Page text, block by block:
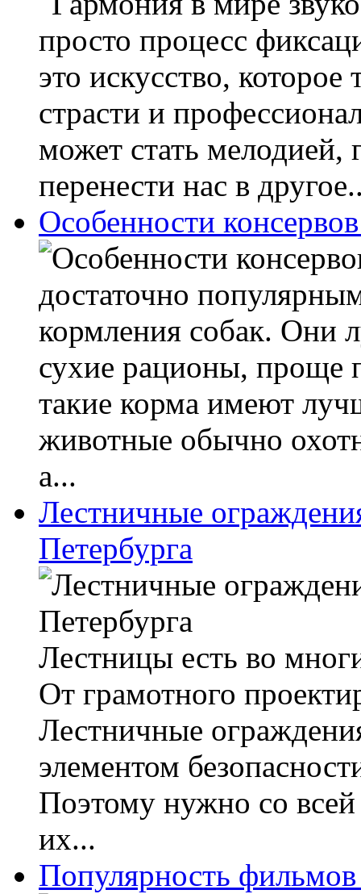
просто процесс
это искусство, которое
страсти и
может стать мелодией,
перенести нас в
Особенности
достаточно
кормления собак. Они
сухие рационы, проще
такие корма имеют
животные обычно
а...
Лестничные
Петербурга
Лестницы есть во
От грамотного
Лестничные
элементом
Поэтому нужно со всей
их...
Популярность фильмов